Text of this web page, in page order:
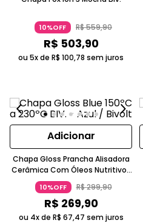
10%OFF R$559,90
R$ 503,90
ou 5x de R$ 100,78 sem juros
Adicionar
Chapa Gloss Prancha Alisadora
Cerâmica Com Óleos Nutritivos
Azul 150°C-230°C Bivolt Taiff
10%OFF R$299,90
R$ 269,90
ou 4x de R$ 67,47 sem juros